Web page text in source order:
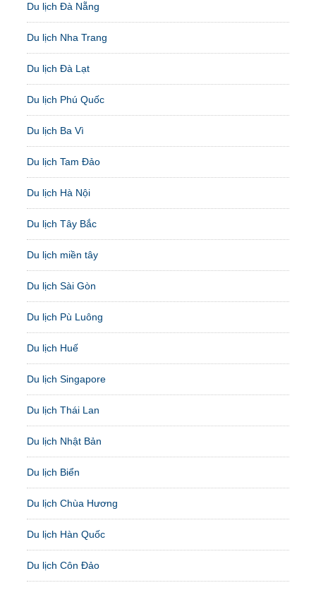
Du lịch Đà Nẵng
Du lịch Nha Trang
Du lịch Đà Lạt
Du lịch Phú Quốc
Du lịch Ba Vì
Du lịch Tam Đảo
Du lịch Hà Nội
Du lịch Tây Bắc
Du lịch miền tây
Du lịch Sài Gòn
Du lịch Pù Luông
Du lịch Huế
Du lịch Singapore
Du lịch Thái Lan
Du lịch Nhật Bản
Du lịch Biển
Du lịch Chùa Hương
Du lịch Hàn Quốc
Du lịch Côn Đảo